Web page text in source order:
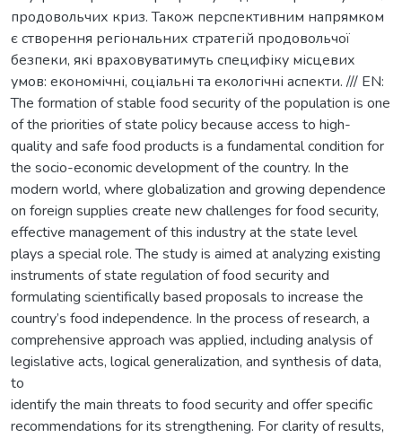
продовольчих криз. Також перспективним напрямком
є створення регіональних стратегій продовольчої
безпеки, які враховуватимуть специфіку місцевих
умов: економічні, соціальні та екологічні аспекти. /// EN:
The formation of stable food security of the population is one
of the priorities of state policy because access to high-
quality and safe food products is a fundamental condition for
the socio-economic development of the country. In the
modern world, where globalization and growing dependence
on foreign supplies create new challenges for food security,
effective management of this industry at the state level
plays a special role. The study is aimed at analyzing existing
instruments of state regulation of food security and
formulating scientifically based proposals to increase the
country’s food independence. In the process of research, a
comprehensive approach was applied, including analysis of
legislative acts, logical generalization, and synthesis of data,
to
identify the main threats to food security and offer specific
recommendations for its strengthening. For clarity of results,